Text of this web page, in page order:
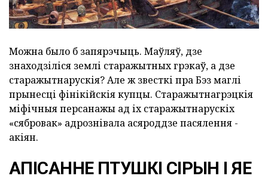
Можна было б запярэчыць. Маўляў, дзе
знаходзіліся землі старажытных грэкаў, а дзе
старажытнарускія? Але ж звесткі пра Бэз маглі
прынесці фінікійскія купцы. Старажытнагрэцкія
міфічныя персанажы ад іх старажытнарускіх
«сябровак» адрознівала асяроддзе пасялення -
акіян.
АПІСАННЕ ПТУШКІ СІРЫН І ЯЕ